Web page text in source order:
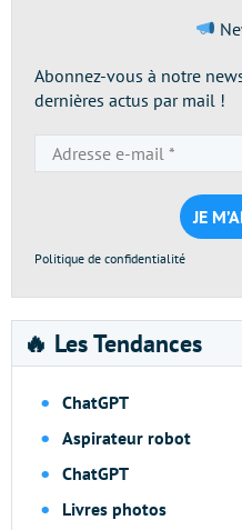
Abonnez-vous à notre
dernières actus par mail !
Politique de confidentialité
🔥 Les Tendances
ChatGPT
Aspirateur robot
ChatGPT
Livres photos